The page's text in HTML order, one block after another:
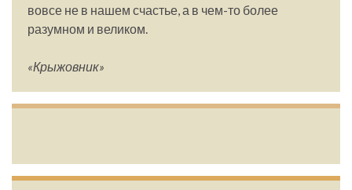
вовсе не в нашем счастье, а в чем-то более
разумном и великом.
«Крыжовник»